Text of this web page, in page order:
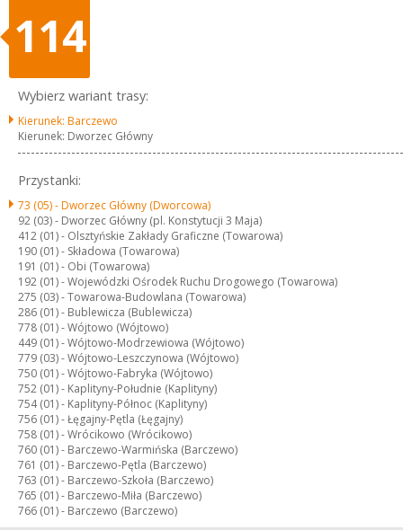
114
Wybierz wariant trasy:
Kierunek: Barczewo
Kierunek: Dworzec Główny
Przystanki:
73 (05) -Dworzec Główny (Dworcowa)
92 (03) - Dworzec Główny (pl. Konstytucji 3 Maja)
412 (01) - Olsztyńskie Zakłady Graficzne (Towarowa)
190 (01) - Składowa (Towarowa)
191 (01) - Obi (Towarowa)
192 (01) -Wojewódzki Ośrodek Ruchu Drogowego (Towarowa)
275 (03) -Towarowa-Budowlana (Towarowa)
286 (01) - Bublewicza (Bublewicza)
778 (01) -Wójtowo (Wójtowo)
449 (01) -Wójtowo-Modrzewiowa (Wójtowo)
779 (03) -Wójtowo-Leszczynowa (Wójtowo)
750 (01) -Wójtowo-Fabryka (Wójtowo)
752 (01) - Kaplityny-Południe (Kaplityny)
754 (01) - Kaplityny-Północ (Kaplityny)
756 (01) -Łęgajny-Pętla (Łęgajny)
758 (01) -Wrócikowo (Wrócikowo)
760 (01) - Barczewo-Warmińska (Barczewo)
761 (01) - Barczewo-Pętla (Barczewo)
763 (01) - Barczewo-Szkoła (Barczewo)
765 (01) - Barczewo-Miła (Barczewo)
766 (01) - Barczewo (Barczewo)